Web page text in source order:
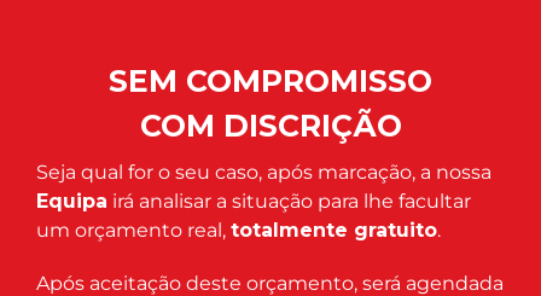
SEM COMPROMISSO
COM DISCRIÇÃO
Seja qual for o seu caso, após marcação, a nossa
Equipa irá analisar a situação para lhe facultar
um orçamento real, totalmente gratuito.
Após aceitação deste orçamento, será agendada